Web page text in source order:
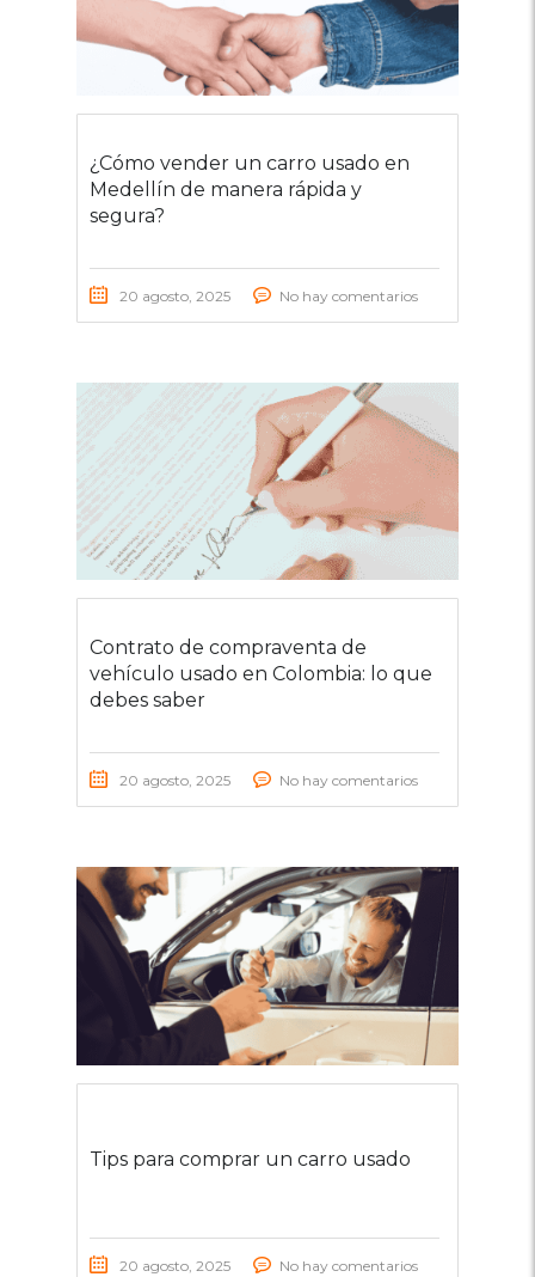
¿Cómo vender un carro usado en
Medellín de manera rápida y
segura?
20 agosto, 2025 No hay comentarios
Contrato de compraventa de
vehículo usado en Colombia: lo que
debes saber
20 agosto, 2025 No hay comentarios
Tips para comprar un carro usado
20 agosto, 2025 No hay comentarios